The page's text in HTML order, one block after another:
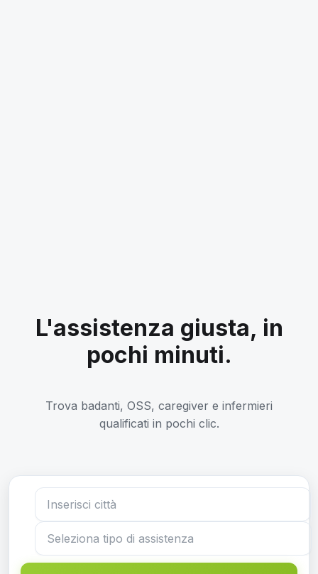
L'assistenza giusta, in
pochi minuti.
Trova badanti, OSS, caregiver e infermieri
qualificati in pochi clic.